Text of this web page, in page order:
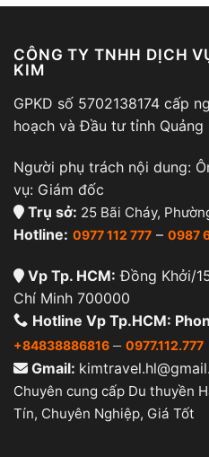
CÔNG TY TNHH DỊCH
KIM
GPKD số 5702138174 cấp
hoạch và Đầu tư tỉnh Quảng
Người phụ trách nội dung:
vụ: Giám đốc
Trụ sở: 25 Bãi Cháy,
Hotline: 0977 112 777 – 0987
Vp Tp. HCM: Đồng Khởi/
Chí Minh 700000
Hotline Vp Tp.HCM:
+84838886816 – 0977.112.777
Gmail:
Chuyên cung cấp Du thuyền
Tín, Chuyên Nghiệp, Giá Tốt